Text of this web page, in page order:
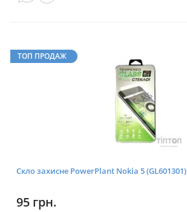
ТОП ПРОДАЖ
Скло захисне PowerPlant Nokia 5 (GL601301)
95 грн.